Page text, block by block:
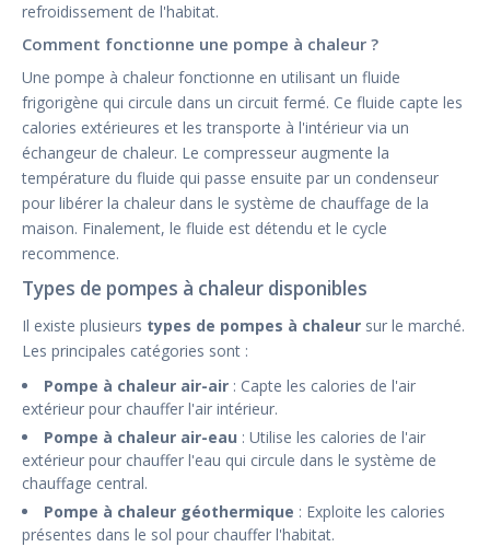
refroidissement de l'habitat.
Comment fonctionne une pompe à chaleur ?
Une pompe à chaleur fonctionne en utilisant un fluide
frigorigène qui circule dans un circuit fermé. Ce fluide capte les
calories extérieures et les transporte à l'intérieur via un
échangeur de chaleur. Le compresseur augmente la
température du fluide qui passe ensuite par un condenseur
pour libérer la chaleur dans le système de chauffage de la
maison. Finalement, le fluide est détendu et le cycle
recommence.
Types de pompes à chaleur disponibles
Il existe plusieurs types de pompes à chaleur sur le marché.
Les principales catégories sont :
Pompe à chaleur air-air : Capte les calories de l'air
extérieur pour chauffer l'air intérieur.
Pompe à chaleur air-eau : Utilise les calories de l'air
extérieur pour chauffer l'eau qui circule dans le système de
chauffage central.
Pompe à chaleur géothermique : Exploite les calories
présentes dans le sol pour chauffer l'habitat.